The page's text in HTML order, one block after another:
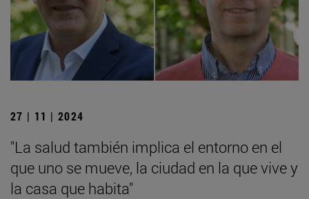
27 | 11 | 2024
"La salud también implica el entorno en el
que uno se mueve, la ciudad en la que vive y
la casa que habita"